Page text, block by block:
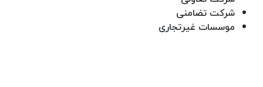
شرکت تضامنی
موسسات غیرتجاری